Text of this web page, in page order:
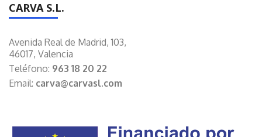
CARVA S.L.
Avenida Real de Madrid, 103,
46017, Valencia
Teléfono: 963 18 20 22
Email: carva@carvasl.com